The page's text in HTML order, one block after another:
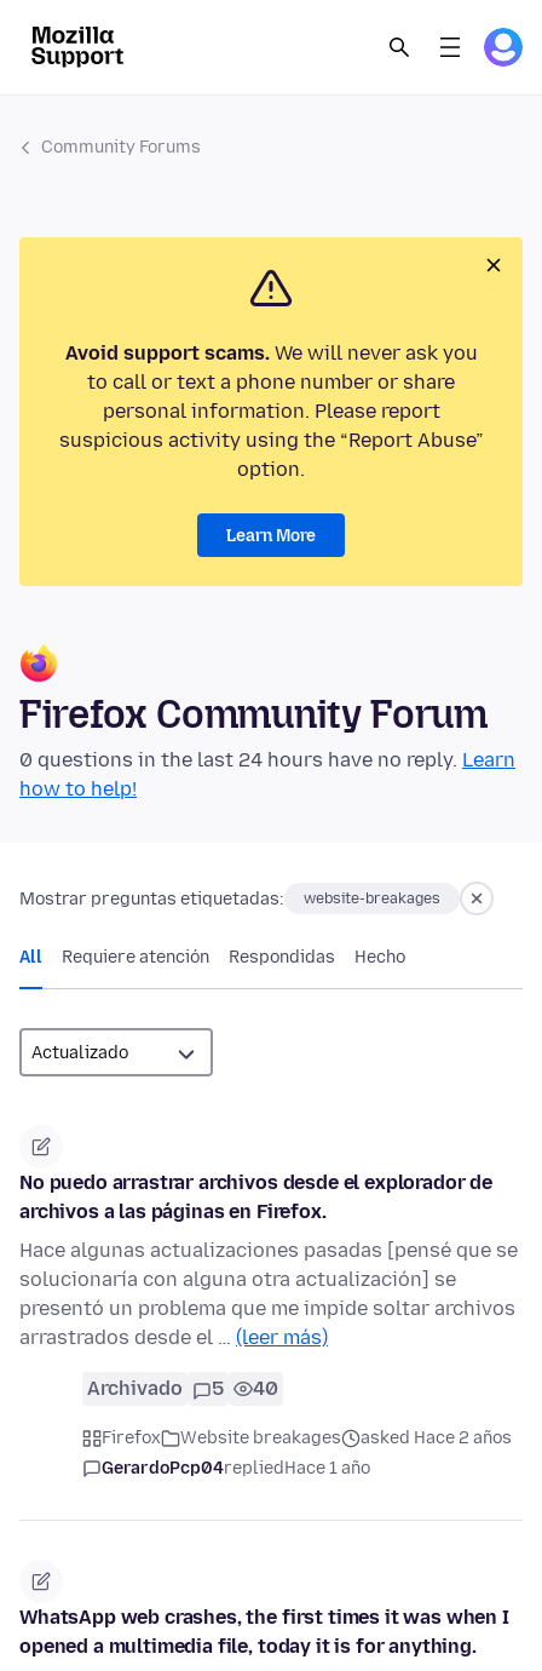
Community Forums
Avoid support scams.We will never ask you
to call or text a phone number or share
personal information. Please report
suspicious activity using the “Report Abuse”
option.
Learn More
Firefox Community Forum
0 questions in the last 24 hours have no reply. Learn
how to help!
Mostrar preguntas etiquetadas: website-breakages
All Requiere atención Respondidas Hecho
No puedo arrastrar archivos desde el explorador de
archivos a las páginas en Firefox.
Hace algunas actualizaciones pasadas [pensé que se
solucionaría con alguna otra actualización] se
presentó un problema que me impide soltar archivos
arrastrados desde el … (leer más)
Archivado 5 40
Firefox Website breakages
asked Hace 2 años
GerardoPcp04repliedHace 1 año
WhatsApp web crashes, the first times it was when I
opened a multimedia file, today it is for anything.